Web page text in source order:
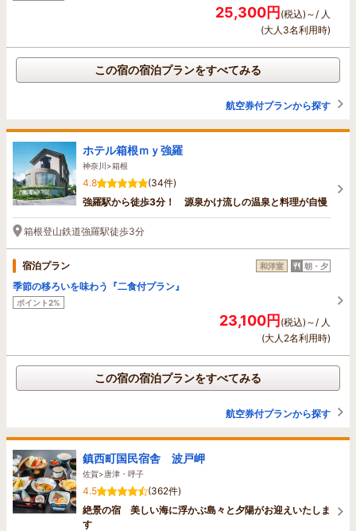
25,300円(税込)～/ 人
(大人3名利用時)
この宿の宿泊プランをすべてみる
航空券付プランから探す
ホテル箱根ｍｙ強羅
神奈川>箱根
4.8
(34件)
強羅駅から徒歩3分！ 源泉かけ流しの温泉と料理が自慢
箱根登山鉄道強羅駅徒歩3分
宿泊プラン 和洋室 朝・夕
季節の移ろいを味わう『二食付プラン』
ポイント2%
23,100円(税込)～/ 人
(大人2名利用時)
この宿の宿泊プランをすべてみる
航空券付プランから探す
鎮西町国民宿舎 波戸岬
佐賀>唐津・呼子
4.5
(362件)
絶景の宿 美しい海に浮かぶ島々と夕陽がお迎えいたしま
す